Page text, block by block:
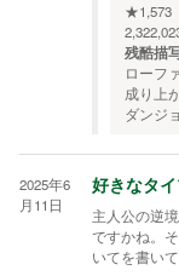
★1,573
残酷描
ローフ
成り上
ダンジ
2025年6
月11日
好きなタ
主人公の逆
ですかね。
いてを書い